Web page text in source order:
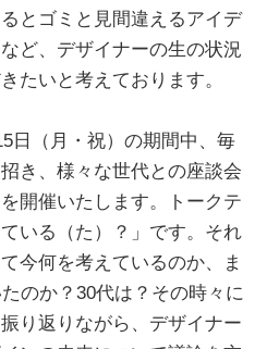
とゴミと見間違えるアイデ
ど、デザイナーの生の状況
たいと考えております。
日（月・祝）の期間中、毎
き、様々な世代との座談会
開催いたします。トークテ
いる（た）？」です。それ
今何を考えているのか、ま
のか？30代は？その時々に
り返りながら、デザイナー